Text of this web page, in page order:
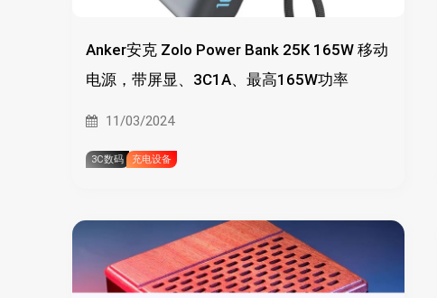
Anker安克 Zolo Power Bank 25K 165W 移动
电源，带屏显、3C1A、最高165W功率
11/03/2024
3C数码 充电设备